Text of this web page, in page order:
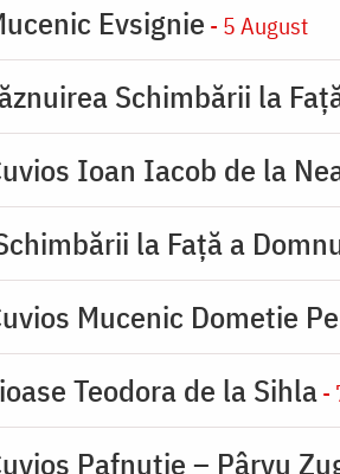
Evsignie - 5 August
Schimbării la
Ioan Iacob de la
la Faţă a
Mucenic Dometie
Teodora de la Sihla-
Pafnutie – Pârvu